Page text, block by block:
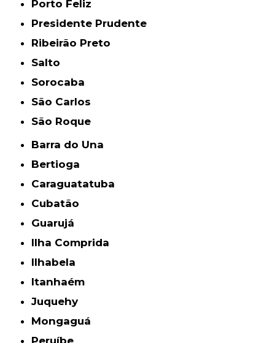
Porto Feliz
Presidente Prudente
Ribeirão Preto
Salto
Sorocaba
São Carlos
São Roque
Barra do Una
Bertioga
Caraguatatuba
Cubatão
Guarujá
Ilha Comprida
Ilhabela
Itanhaém
Juquehy
Mongaguá
Peruíbe